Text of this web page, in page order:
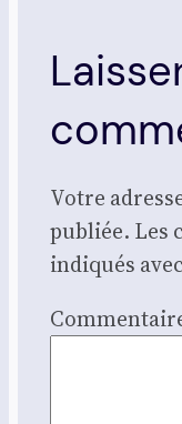
Votre
publiée. Les
indiqués avec